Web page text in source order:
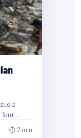
font
⏱ 2 min